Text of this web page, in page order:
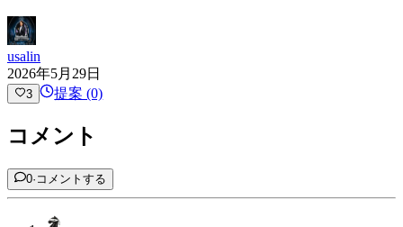
usalin
2026年5月29日
3 提案 (0)
コメント
0· コメントする